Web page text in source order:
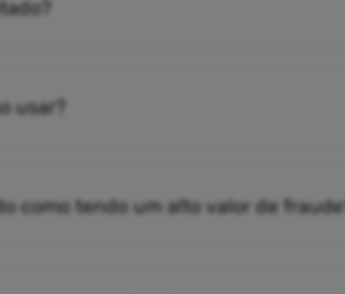
usar?
como tendo um alto valor de fraude?